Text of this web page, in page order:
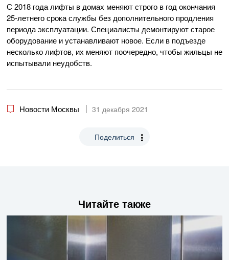
С 2018 года лифты в домах меняют строго в год окончания
25-летнего срока службы без дополнительного продления
периода эксплуатации. Специалисты демонтируют старое
оборудование и устанавливают новое. Если в подъезде
несколько лифтов, их меняют поочередно, чтобы жильцы не
испытывали неудобств.
Новости Москвы 31 декабря 2021
Поделиться
Читайте также